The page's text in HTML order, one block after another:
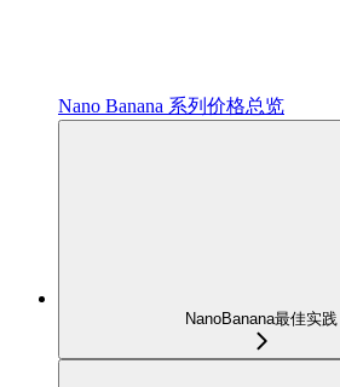
Nano Banana 系列价格总览
NanoBanana最佳实践